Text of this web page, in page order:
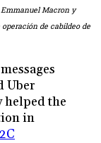
Macron y
de cabildeo de
Uber
helped the
in